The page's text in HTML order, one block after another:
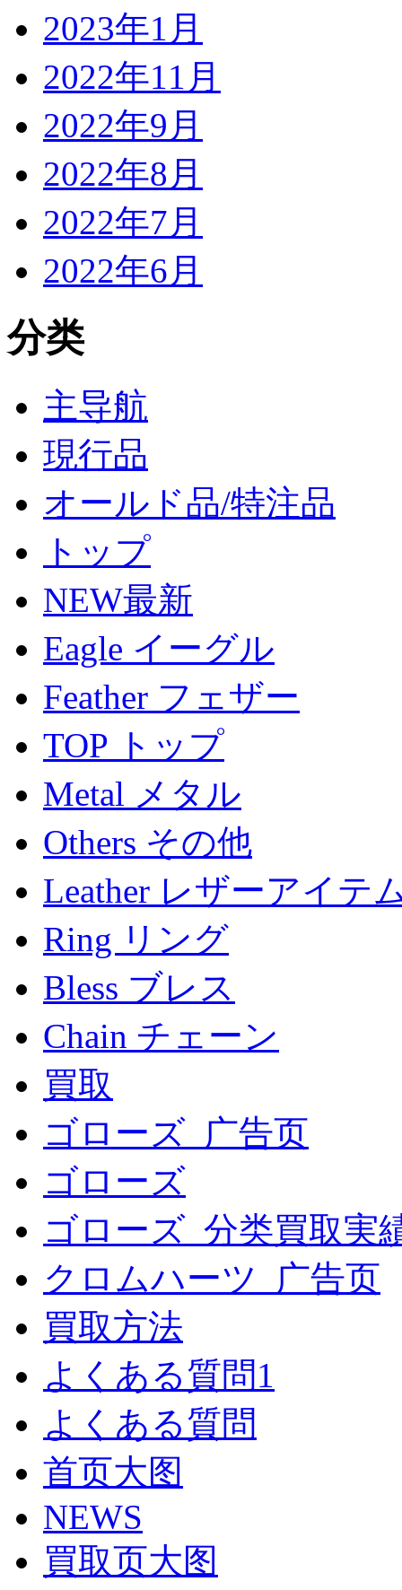
2023年1月
2022年11月
2022年9月
2022年8月
2022年7月
2022年6月
分类
主导航
現行品
オールド品/特注品
トップ
NEW最新
Eagle イーグル
Feather フェザー
TOP トップ
Metal メタル
Others その他
Leather レザーアイテ
Ring リング
Bless ブレス
Chain チェーン
買取
ゴローズ_广告页
ゴローズ
ゴローズ_分类買取実
クロムハーツ_广告页
買取方法
よくある質問1
よくある質問
首页大图
NEWS
買取页大图